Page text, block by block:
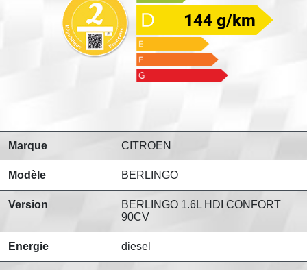
144 g/km
Marque CITROEN
Modèle BERLINGO
Version
BERLINGO 1.6L HDI CONFORT
90CV
Energie diesel